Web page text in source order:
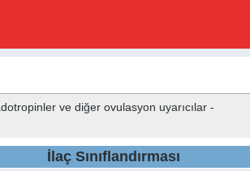
ve diğer ovulasyon uyarıcılar -
İlaç Sınıflandırması